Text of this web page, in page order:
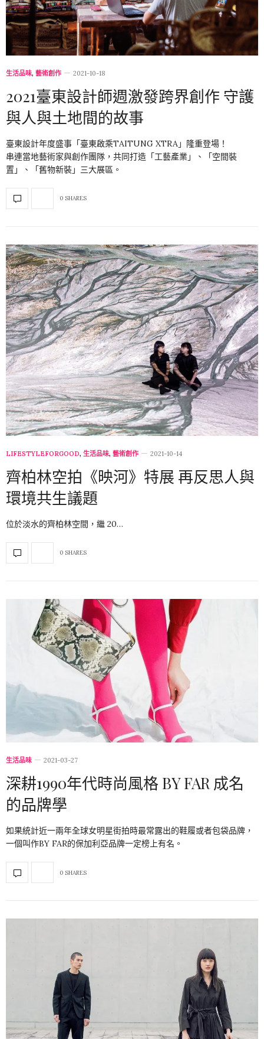
生活品味, 藝術創作 2021-10-18
2021臺東設計師週激發跨界創作 守護
與人與土地間的故事
臺東設計年度盛事「臺東啟乘TAITUNG XTRA」隆重登場！
串連當地藝術家與創作團隊，共同打造「工藝產業」、「空間裝
置」、「舊物新裝」三大展區。
0 SHARES
LIFESTYLEFORGOOD, 生活品味, 藝術創作 2021-10-14
齊柏林空拍《映河》特展 再反思人與
環境共生議題
位於淡水的齊柏林空間，繼 20…
0 SHARES
生活品味 2021-03-27
深耕1990年代時尚風格 BY FAR 成名
的品牌學
如果統計近一兩年全球女明星街拍時最常露出的鞋履或者包袋品牌，
一個叫作BY FAR的保加利亞品牌一定榜上有名。
0 SHARES